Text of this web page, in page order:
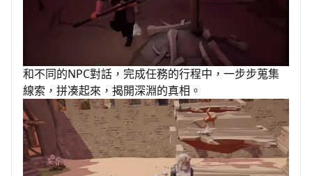
和不同的NPC對話，完成任務的行程中，一步步蒐集
線索，拼凑起來，揭開深淵的真相。